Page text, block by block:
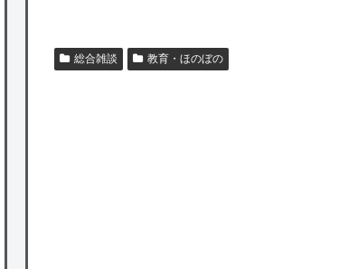
衝撃
総合雑談 教育・ほのぼの